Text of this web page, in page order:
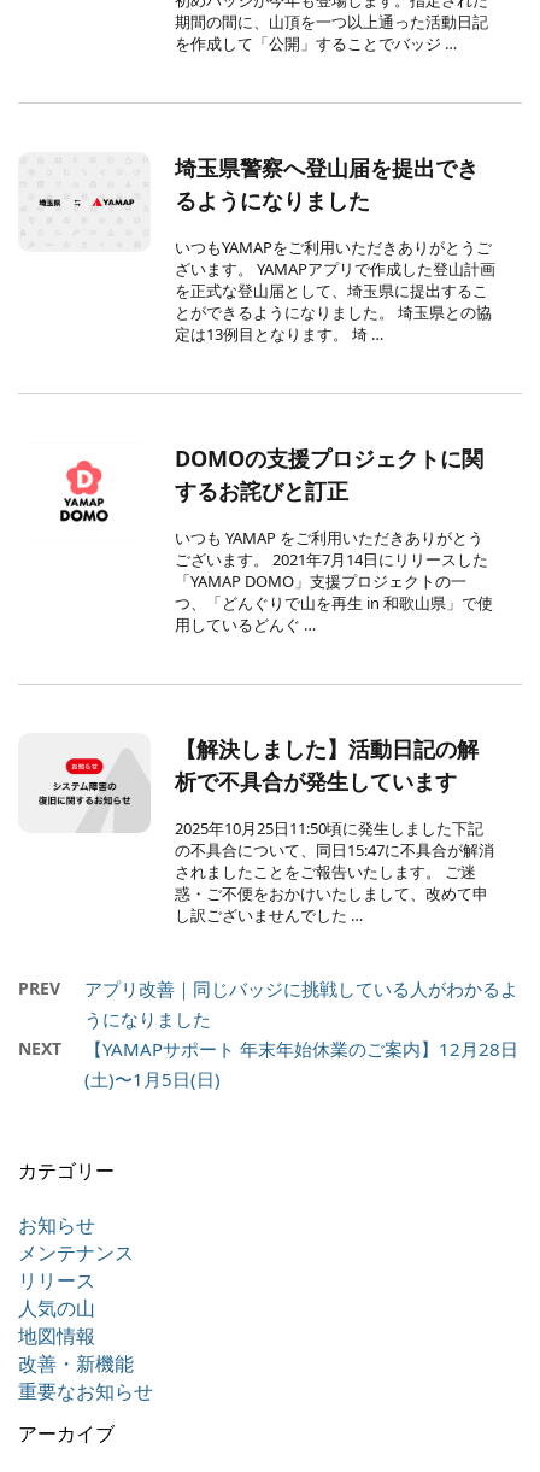
期間の間に、山頂を一つ以上通った活動日記
を作成して「公開」することでバッジ …
埼玉県警察へ登山届を提出でき
るようになりました
いつもYAMAPをご利用いただきありがとうご
ざいます。 YAMAPアプリで作成した登山計画
を正式な登山届として、埼玉県に提出するこ
とができるようになりました。 埼玉県との協
定は13例目となります。 埼 …
DOMOの支援プロジェクトに関
するお詫びと訂正
いつも YAMAP をご利用いただきありがとう
ございます。 2021年7月14日にリリースした
「YAMAP DOMO」支援プロジェクトの一
つ、「どんぐりで山を再生 in 和歌山県」で使
用しているどんぐ …
【解決しました】活動日記の解
析で不具合が発生しています
2025年10月25日11:50頃に発生しました下記
の不具合について、同日15:47に不具合が解消
されましたことをご報告いたします。 ご迷
惑・ご不便をおかけいたしまして、改めて申
し訳ございませんでした …
PREV
アプリ改善｜同じバッジに挑戦している人がわかるよ
うになりました
NEXT
【YAMAPサポート 年末年始休業のご案内】12月28日
(土)〜1月5日(日)
カテゴリー
お知らせ
メンテナンス
リリース
人気の山
地図情報
改善・新機能
重要なお知らせ
アーカイブ